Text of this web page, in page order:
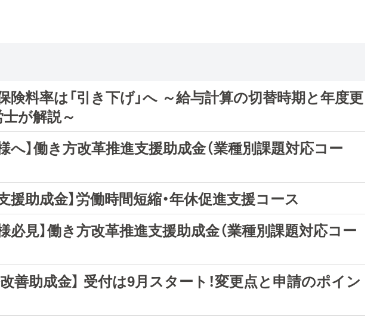
険料率は「引き下げ」へ ～給与計算の切替時期と年度更
が解説～
へ】働き方改革推進支援助成金（業種別課題対応コー
援助成金】労働時間短縮・年休促進支援コース
必見】働き方改革推進支援助成金（業種別課題対応コー
改善助成金】 受付は9月スタート！変更点と申請のポイン